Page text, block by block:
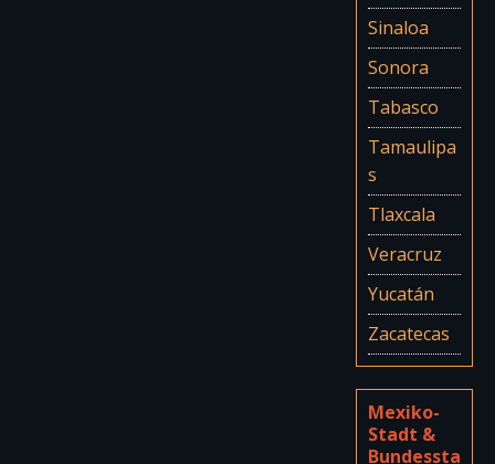
Sinaloa
Sonora
Tabasco
Tamaulipa
s
Tlaxcala
Veracruz
Yucatán
Zacatecas
Mexiko-
Stadt &
Bundessta